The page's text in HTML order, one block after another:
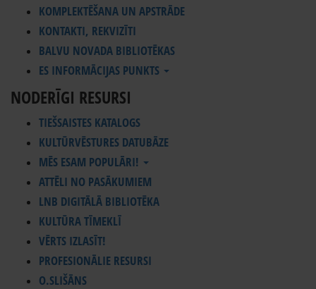
KOMPLEKTĒŠANA UN APSTRĀDE
KONTAKTI, REKVIZĪTI
BALVU NOVADA BIBLIOTĒKAS
ES INFORMĀCIJAS PUNKTS
NODERĪGI RESURSI
TIEŠSAISTES KATALOGS
KULTŪRVĒSTURES DATUBĀZE
MĒS ESAM POPULĀRI!
ATTĒLI NO PASĀKUMIEM
LNB DIGITĀLĀ BIBLIOTĒKA
KULTŪRA TĪMEKLĪ
VĒRTS IZLASĪT!
PROFESIONĀLIE RESURSI
O.SLIŠĀNS